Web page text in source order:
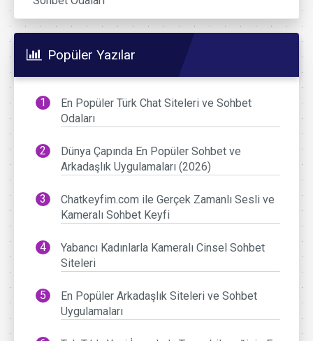
Popüler Yazılar
En Popüler Türk Chat Siteleri ve Sohbet
Odaları
Dünya Çapında En Popüler Sohbet ve
Arkadaşlık Uygulamaları (2026)
Chatkeyfim.com ile Gerçek Zamanlı Sesli ve
Kameralı Sohbet Keyfi
Yabancı Kadınlarla Kameralı Cinsel Sohbet
Siteleri
En Popüler Arkadaşlık Siteleri ve Sohbet
Uygulamaları